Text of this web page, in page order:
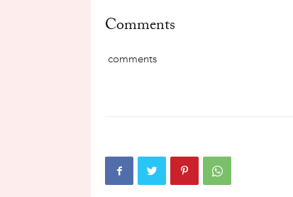
Comments
comments